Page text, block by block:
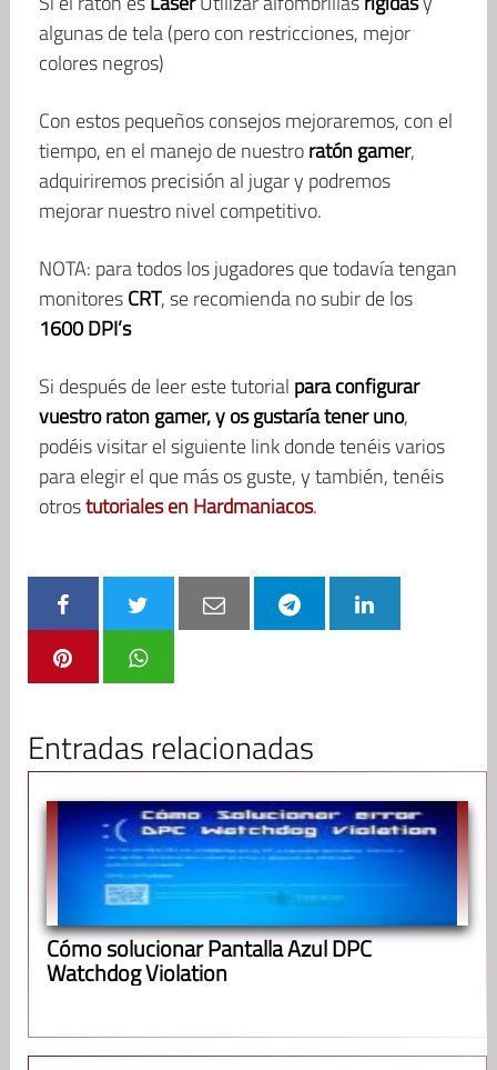
algunas de tela (pero con restricciones, mejor
colores negros)
Con estos pequeños consejos mejoraremos, con el
tiempo, en el manejo de nuestroratón gamer,
adquiriremos precisión al jugar y podremos
mejorar nuestro nivel competitivo.
NOTA: para todos los jugadores que todavía tengan
monitoresCRT, se recomienda no subir de los
1600 DPI’s
Si después de leer este tutorial para configurar
vuestro raton gamer, y os gustaría tener uno,
podéis visitar el siguiente link donde tenéis varios
para elegir el que más os guste, y también, tenéis
otrostutoriales en Hardmaniacos.
Entradas relacionadas
Cómo solucionar Pantalla Azul DPC
Watchdog Violation